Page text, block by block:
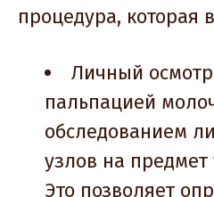
процедура, которая
Личный
пальпацией
обследованием
узлов на
Это позволяет